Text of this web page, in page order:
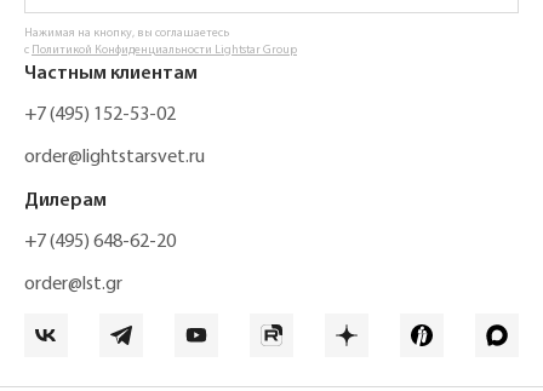
Нажимая на кнопку, вы соглашаетесь
с Политикой Конфиденциальности Lightstar Group
Частным клиентам
+7 (495) 152-53-02
order@lightstarsvet.ru
Дилерам
+7 (495) 648-62-20
order@lst.gr